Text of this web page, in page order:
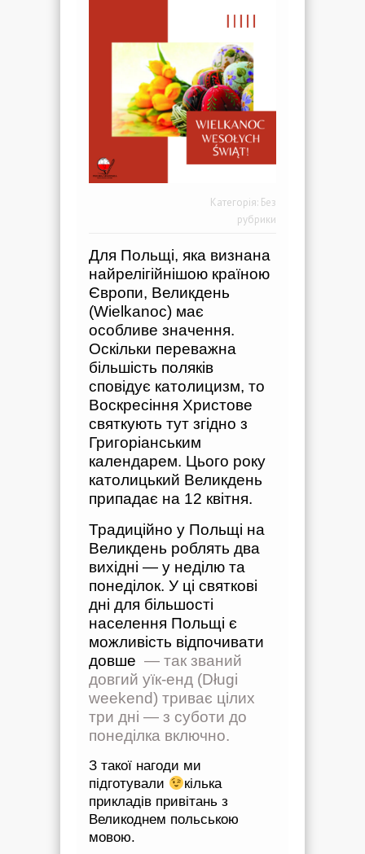
Категорія: Без
рубрики
Для Польщі, яка визнана
найрелігійнішою країною
Європи, Великдень
(Wielkanoc) має
особливе значення.
Оскільки переважна
більшість поляків
сповідує католицизм, то
Воскресіння Христове
святкують тут згідно з
Григоріанським
календарем. Цього року
католицький Великдень
припадає на 12 квітня.
Традиційно у Польщі на
Великдень роблять два
вихідні — у неділю та
понеділок. У ці святкові
дні для більшості
населення Польщі є
можливість відпочивати
довше — так званий
довгий уїк-енд (Długi
weekend) триває цілих
три дні — з суботи до
понеділка включно.
З такої нагоди ми
підготували
кілька
прикладів привітань з
Великоднем польською
мовою.